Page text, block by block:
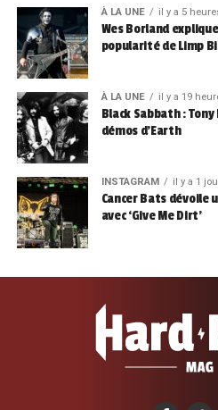
À LA UNE il y a 5
Wes Borland
popularité de Limp
À LA UNE il y a 19
Black Sabbath :
démos d’Earth
INSTAGRAM il y a 1
Cancer Bats dévoile
avec ‘Give Me Dirt’